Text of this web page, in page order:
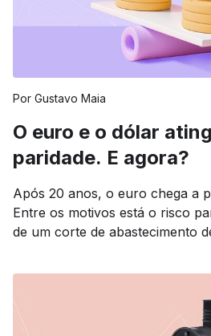
Por Gustavo Maia
O euro e o dólar
paridade. E agora?
Após 20 anos, o euro chega a
Entre os motivos está o risco
de um corte de abastecimento